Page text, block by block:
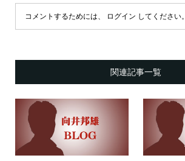
コメントするためには、 ログイン してください。
関連記事一覧